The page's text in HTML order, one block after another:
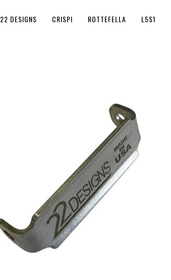
22 DESIGNS CRISPI ROTTEFELLA L5S1